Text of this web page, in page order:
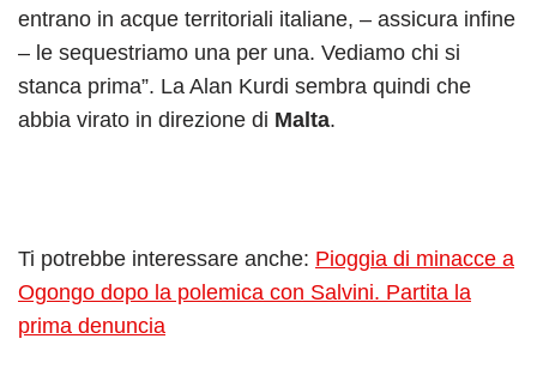
entrano in acque territoriali italiane, – assicura infine
– le sequestriamo una per una. Vediamo chi si
stanca prima”. La Alan Kurdi sembra quindi che
abbia virato in direzione di Malta.
Ti potrebbe interessare anche: Pioggia di minacce a
Ogongo dopo la polemica con Salvini. Partita la
prima denuncia